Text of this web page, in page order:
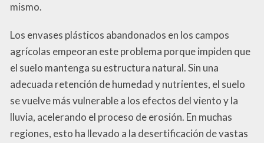
mismo.
Los envases plásticos abandonados en los campos
agrícolas empeoran este problema porque impiden que
el suelo mantenga su estructura natural. Sin una
adecuada retención de humedad y nutrientes, el suelo
se vuelve más vulnerable a los efectos del viento y la
lluvia, acelerando el proceso de erosión. En muchas
regiones, esto ha llevado a la desertificación de vastas